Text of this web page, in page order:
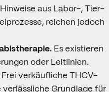
aus Labor-, Tier-
reichen jedoch
Es existieren
oder Leitlinien.
verkäufliche THCV-
Grundlage für